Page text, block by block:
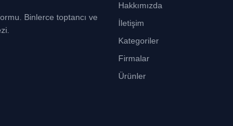
Binlerce toptancı ve
Hakkımızda
İletişim
Kategoriler
Firmalar
Ürünler